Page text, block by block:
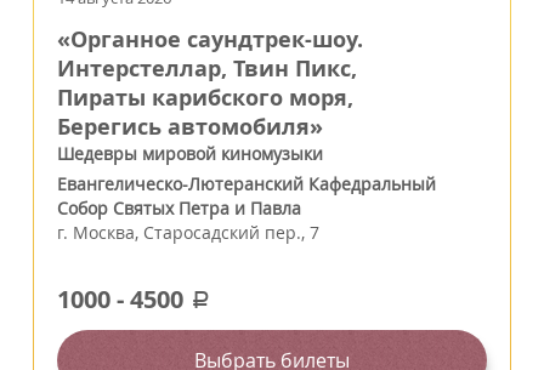
«Органное саундтрек-шоу.
Интерстеллар, Твин Пикс,
Пираты карибского моря,
Берегись автомобиля»
Шедевры мировой киномузыки
Евангелическо-Лютеранский Кафедральный
Собор Святых Петра и Павла
г. Москва, Старосадский пер., 7
1000-4500 a
Выбрать билеты